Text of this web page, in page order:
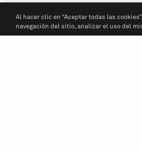
Al hacer clic en “Aceptar todas las
navegación del sitio, analizar el uso del